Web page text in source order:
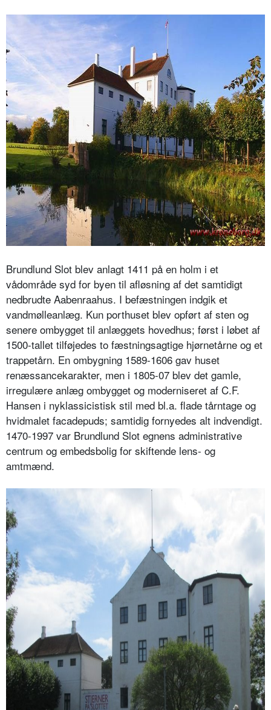
Brundlund Slot blev anlagt 1411 på en holm i et
vådområde syd for byen til afløsning af det samtidigt
nedbrudte Aabenraahus. I befæstningen indgik et
vandmølleanlæg. Kun porthuset blev opført af sten og
senere ombygget til anlæggets hovedhus; først i løbet af
1500-tallet tilføjedes to fæstningsagtige hjørnetårne og et
trappetårn. En ombygning 1589-1606 gav huset
renæssancekarakter, men i 1805-07 blev det gamle,
irregulære anlæg ombygget og moderniseret af C.F.
Hansen i nyklassicistisk stil med bl.a. flade tårntage og
hvidmalet facadepuds; samtidig fornyedes alt indvendigt.
1470-1997 var Brundlund Slot egnens administrative
centrum og embedsbolig for skiftende lens- og
amtmænd.